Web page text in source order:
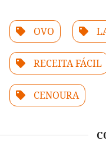
OVO
RECEITA FÁCIL
CENOURA